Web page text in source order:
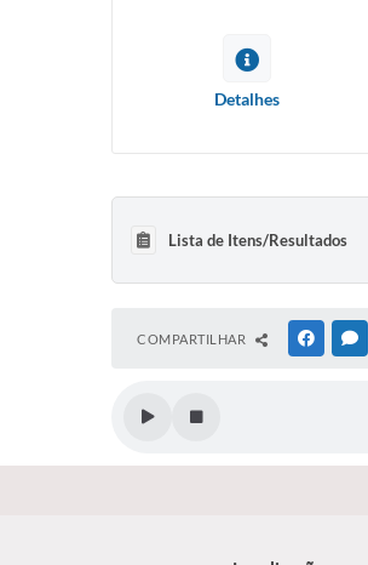
Detalhes
Lista de Itens/Resultados
COMPARTILHAR